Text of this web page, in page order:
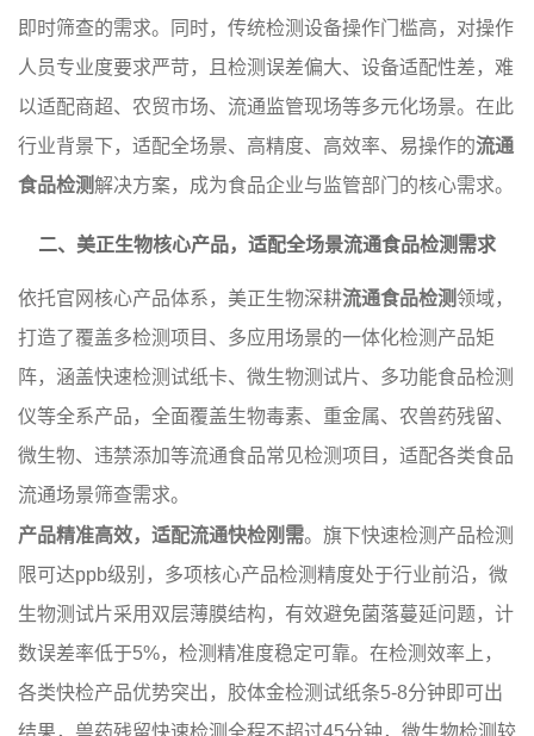
即时筛查的需求。同时，传统检测设备操作门槛高，对操作
人员专业度要求严苛，且检测误差偏大、设备适配性差，难
以适配商超、农贸市场、流通监管现场等多元化场景。在此
行业背景下，适配全场景、高精度、高效率、易操作的流通
食品检测解决方案，成为食品企业与监管部门的核心需求。
二、美正生物核心产品，适配全场景流通食品检测需求
依托官网核心产品体系，美正生物深耕流通食品检测领域，
打造了覆盖多检测项目、多应用场景的一体化检测产品矩
阵，涵盖快速检测试纸卡、微生物测试片、多功能食品检测
仪等全系产品，全面覆盖生物毒素、重金属、农兽药残留、
微生物、违禁添加等流通食品常见检测项目，适配各类食品
流通场景筛查需求。
产品精准高效，适配流通快检刚需。旗下快速检测产品检测
限可达ppb级别，多项核心产品检测精度处于行业前沿，微
生物测试片采用双层薄膜结构，有效避免菌落蔓延问题，计
数误差率低于5%，检测精准度稳定可靠。在检测效率上，
各类快检产品优势突出，胶体金检测试纸条5-8分钟即可出
结果，兽药残留快速检测全程不超过45分钟，微生物检测较